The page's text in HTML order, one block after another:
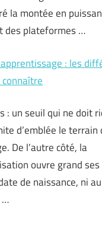
la montée en
des plateformes …
: les
: un seuil qui ne doit
d’emblée le terrain
De l’autre côté, la
ouvre grand
de naissance, ni
…